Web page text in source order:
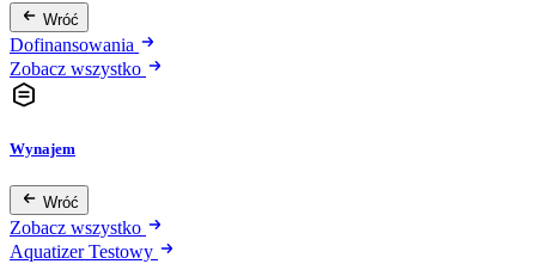
Wróć
Dofinansowania
Zobacz wszystko
Wynajem
Wróć
Zobacz wszystko
Aquatizer Testowy